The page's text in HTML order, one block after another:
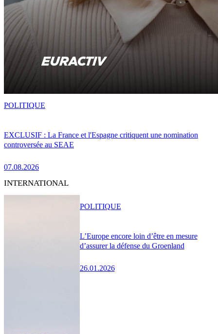
EXCLUSIF : La France et l'Espagne critiquent une nomination
controversée au SEAE
07.08.2026
POLITIQUE
INTERNATIONAL
L’Europe encore loin d’être en mesure
d’assurer la défense du Groenland
26.01.2026
POLITIQUE